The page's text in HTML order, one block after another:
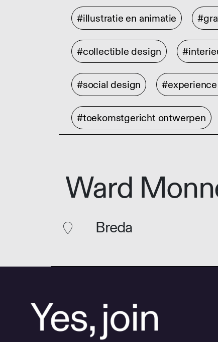
#illustratie en animatie
#collectible design
#social design
#toekomstgericht ontwerpen
Ward
Breda